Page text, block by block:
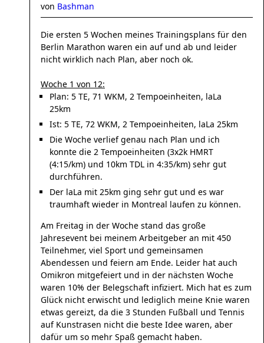
von Bashman
Die ersten 5 Wochen meines Trainingsplans für den
Berlin Marathon waren ein auf und ab und leider
nicht wirklich nach Plan, aber noch ok.
Woche 1 von 12:
Plan: 5 TE, 71 WKM, 2 Tempoeinheiten, laLa
25km
Ist: 5 TE, 72 WKM, 2 Tempoeinheiten, laLa 25km
Die Woche verlief genau nach Plan und ich
konnte die 2 Tempoeinheiten (3x2k HMRT
(4:15/km) und 10km TDL in 4:35/km) sehr gut
durchführen.
Der laLa mit 25km ging sehr gut und es war
traumhaft wieder in Montreal laufen zu können.
Am Freitag in der Woche stand das große
Jahresevent bei meinem Arbeitgeber an mit 450
Teilnehmer, viel Sport und gemeinsamen
Abendessen und feiern am Ende. Leider hat auch
Omikron mitgefeiert und in der nächsten Woche
waren 10% der Belegschaft infiziert. Mich hat es zum
Glück nicht erwischt und lediglich meine Knie waren
etwas gereizt, da die 3 Stunden Fußball und Tennis
auf Kunstrasen nicht die beste Idee waren, aber
dafür um so mehr Spaß gemacht haben.